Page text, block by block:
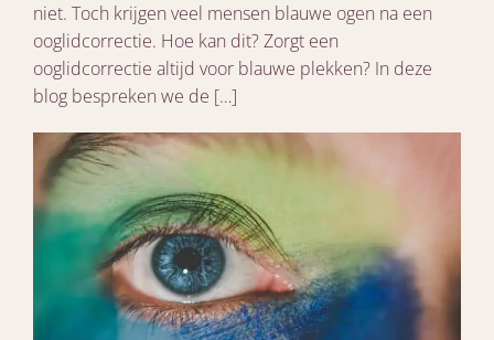
niet. Toch krijgen veel mensen blauwe ogen na een
ooglidcorrectie. Hoe kan dit? Zorgt een
ooglidcorrectie altijd voor blauwe plekken? In deze
blog bespreken we de […]